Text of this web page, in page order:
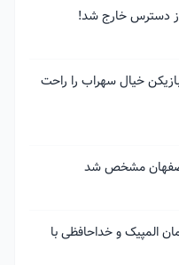
دسترس خارج شد!
خیال سهراب را راحت
مشخص شد
المپیک و خداحافظی با